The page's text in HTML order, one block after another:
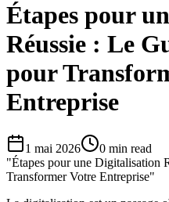
Étapes pour
Réussie : Le
pour
Entreprise
1 mai 2026 0 min read
"Étapes pour une Digitalisation
Transformer Votre Entreprise"